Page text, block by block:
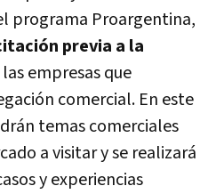
programa Proargentina,
previa a la
empresas que
comercial. En este
temas comerciales
a visitar y se realizará
y experiencias